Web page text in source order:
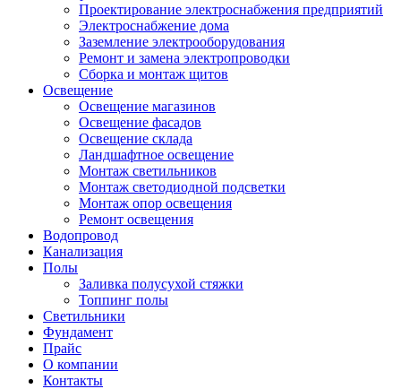
Проектирование электроснабжения предприятий
Электроснабжение дома
Заземление электрооборудования
Ремонт и замена электропроводки
Сборка и монтаж щитов
Освещение
Освещение магазинов
Освещение фасадов
Освещение склада
Ландшафтное освещение
Монтаж светильников
Монтаж светодиодной подсветки
Монтаж опор освещения
Ремонт освещения
Водопровод
Канализация
Полы
Заливка полусухой стяжки
Топпинг полы
Светильники
Фундамент
Прайс
О компании
Контакты